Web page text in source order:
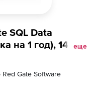
SQL Data
на 1 год), 14
еще
Gate Software